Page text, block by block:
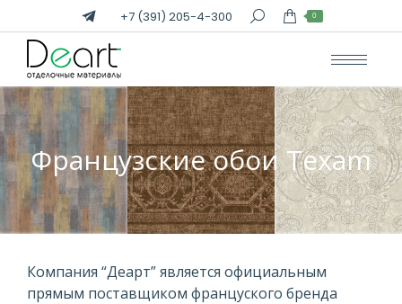
+7 (391) 205-4-300 Поиск: 0
Французские обои Texam
Вы здесь:
Компания “Деарт” является официальным
прямым поставщиком француского бренда